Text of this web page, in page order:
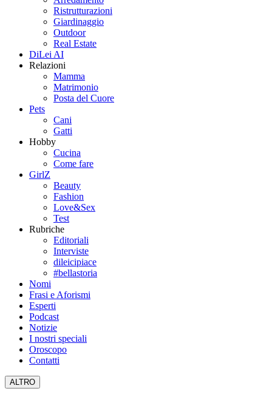
Ristrutturazioni
Giardinaggio
Outdoor
Real Estate
DiLei AI
Relazioni
Mamma
Matrimonio
Posta del Cuore
Pets
Cani
Gatti
Hobby
Cucina
Come fare
GirlZ
Beauty
Fashion
Love&Sex
Test
Rubriche
Editoriali
Interviste
dileicipiace
#bellastoria
Nomi
Frasi e Aforismi
Esperti
Podcast
Notizie
I nostri speciali
Oroscopo
Contatti
ALTRO